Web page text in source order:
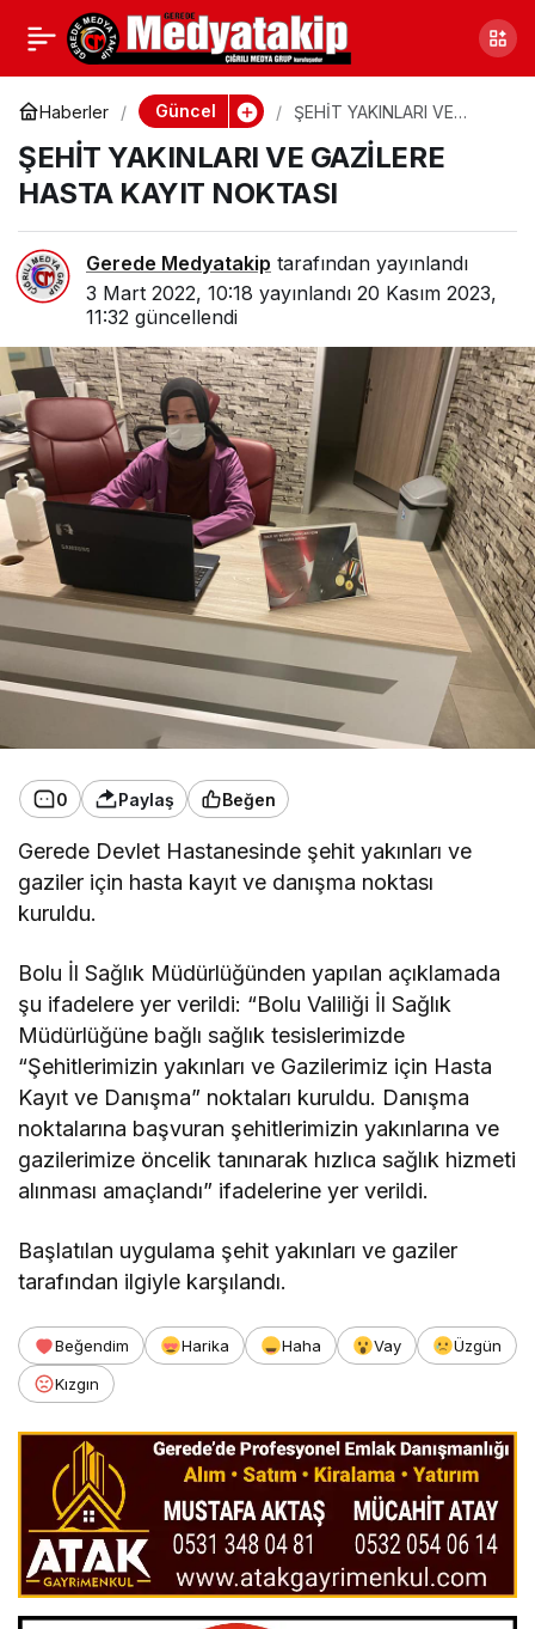
Haberler Güncel
ŞEHİT YAKINLARI VE
NOKTASI
ŞEHİT YAKINLARI VE GAZİLERE
HASTA KAYIT NOKTASI
Gerede Medyatakip tarafından yayınlandı
3 Mart 2022, 10:18 yayınlandı 20 Kasım 2023,
11:32 güncellendi
0 Paylaş Beğen
Gerede Devlet Hastanesinde şehit yakınları ve
gaziler için hasta kayıt ve danışma noktası
kuruldu.
Bolu İl Sağlık Müdürlüğünden yapılan açıklamada
şu ifadelere yer verildi: “Bolu Valiliği İl Sağlık
Müdürlüğüne bağlı sağlık tesislerimizde
“Şehitlerimizin yakınları ve Gazilerimiz için Hasta
Kayıt ve Danışma” noktaları kuruldu. Danışma
noktalarına başvuran şehitlerimizin yakınlarına ve
gazilerimize öncelik tanınarak hızlıca sağlık hizmeti
alınması amaçlandı” ifadelerine yer verildi.
Başlatılan uygulama şehit yakınları ve gaziler
tarafından ilgiyle karşılandı.
Beğendim Harika Haha Vay
Üzgün
Kızgın
EZANI GÜZEL OKUMAK
İÇİN 2. GRUP EĞİTİMDE
Paylaş